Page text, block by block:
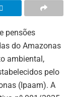
pensões
do Amazonas
ambiental,
pelo
(Ipaam). A